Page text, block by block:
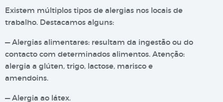
Existem múltiplos tipos de alergias nos locais de
trabalho. Destacamos alguns:
— Alergias alimentares: resultam da ingestão ou do
contacto com determinados alimentos. Atenção:
alergia a glúten, trigo, lactose, marisco e
amendoins.
— Alergia ao látex.